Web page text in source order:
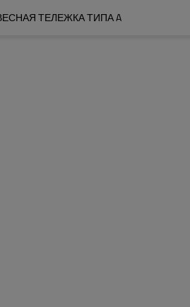
ТЕЛЕЖКА ТИПА A